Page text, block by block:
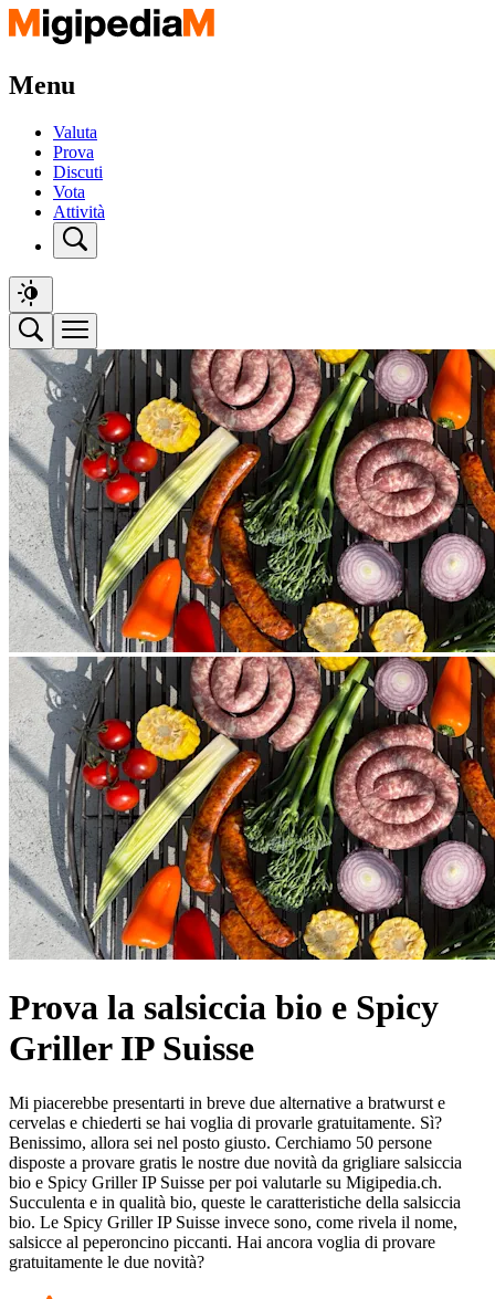
Menu
Valuta
Prova
Discuti
Vota
Attività
Prova la salsiccia bio e Spicy
Griller IP Suisse
Mi piacerebbe presentarti in breve due alternative a bratwurst e
cervelas e chiederti se hai voglia di provarle gratuitamente. Sì?
Benissimo, allora sei nel posto giusto. Cerchiamo 50 persone
disposte a provare gratis le nostre due novità da grigliare salsiccia
bio e Spicy Griller IP Suisse per poi valutarle su Migipedia.ch.
Succulenta e in qualità bio, queste le caratteristiche della salsiccia
bio. Le Spicy Griller IP Suisse invece sono, come rivela il nome,
salsicce al peperoncino piccanti. Hai ancora voglia di provare
gratuitamente le due novità?